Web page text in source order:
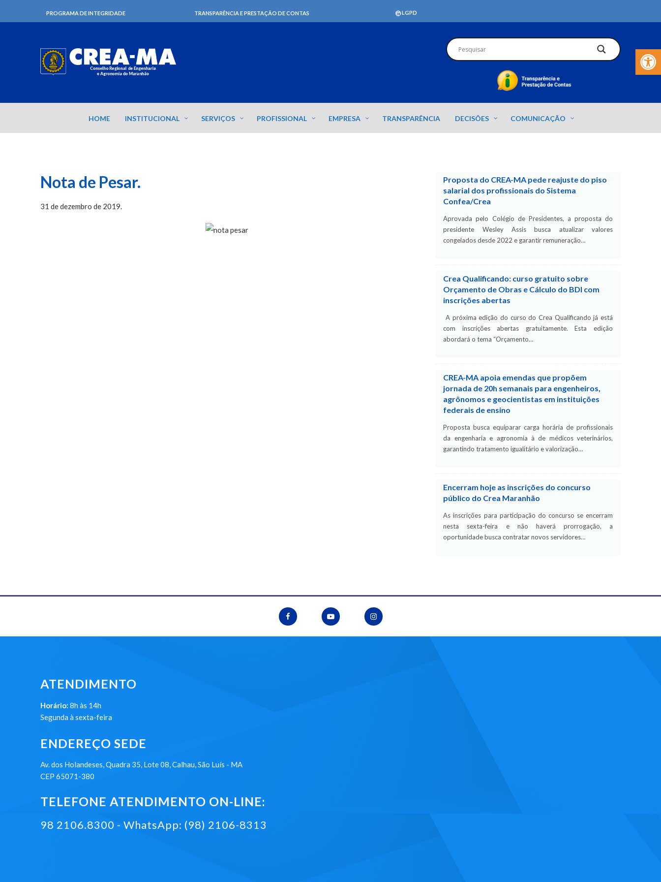
Barra de
PROGRAMA DE INTEGRIDADE TRANSPARÊNCIA E PRESTAÇÃO DE CONTAS LGPD
HOME INSTITUCIONAL SERVIÇOS PROFISSIONAL EMPRESA TRANSPARÊNCIA DECISÕES COMUNICAÇÃO
Nota de Pesar.
31 de dezembro de 2019.
Proposta do CREA-MA pede reajuste do piso
salarial dos profissionais do Sistema
Confea/Crea
Aprovada pelo Colégio de Presidentes, a proposta do
presidente Wesley Assis busca atualizar valores
congelados desde 2022 e garantir remuneração…
Crea Qualificando: curso gratuito sobre
Orçamento de Obras e Cálculo do BDI com
inscrições abertas
A próxima edição do curso do Crea Qualificando já está
com inscrições abertas gratuitamente. Esta edição
abordará o tema “Orçamento…
CREA-MA apoia emendas que propõem
jornada de 20h semanais para engenheiros,
agrônomos e geocientistas em instituições
federais de ensino
Proposta busca equiparar carga horária de profissionais
da engenharia e agronomia à de médicos veterinários,
garantindo tratamento igualitário e valorização…
Encerram hoje as inscrições do concurso
público do Crea Maranhão
As inscrições para participação do concurso se encerram
nesta sexta-feira e não haverá prorrogação, a
oportunidade busca contratar novos servidores…
ATENDIMENTO
Horário: 8h às 14h
Segunda à sexta-feira
ENDEREÇO SEDE
Av. dos Holandeses, Quadra 35, Lote 08, Calhau, São Luís - MA
CEP 65071-380
TELEFONE ATENDIMENTO ON-LINE:
98 2106.8300 - WhatsApp: (98) 2106-8313